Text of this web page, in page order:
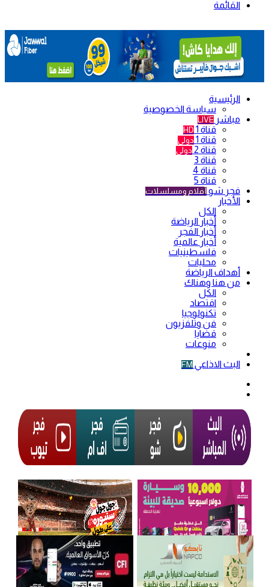
القائمة
الرئيسية
سياسة الخصوصية
مباشر LIVE
قناة 1 HD
قناة 1 دولي
قناة 2 دولي
قناة 3
قناة 4
قناة 5
فجر شو أفلام ومسلسلات
الأخبار
الكل
أخبار الرياضة
أخبار الفجر
أخبار عالمية
فلسطينيات
محليات
أهداف الرياضة
من هنا وهناك
الكل
اقتصاد
تكنولوجيا
فن وتلفزيون
قضايا
منوعات
البث الاذاعي FM